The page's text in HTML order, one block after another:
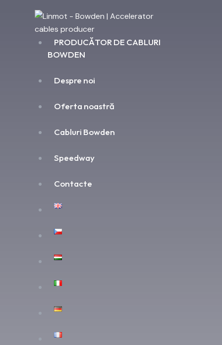
PRODUCĂTOR DE CABLURI
BOWDEN
Despre noi
Oferta noastră
Cabluri Bowden
Speedway
Contacte